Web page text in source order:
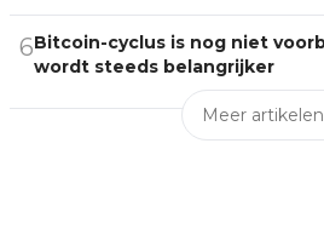
6Bitcoin-cyclus is nog niet voorbij, maar rente
wordt steeds belangrijker
Meer artikelen